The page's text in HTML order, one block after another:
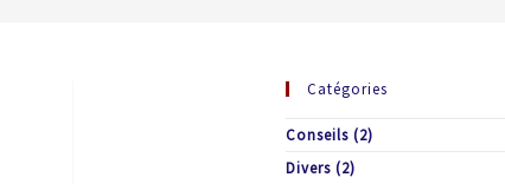
Catégories
Conseils (2)
Divers (2)